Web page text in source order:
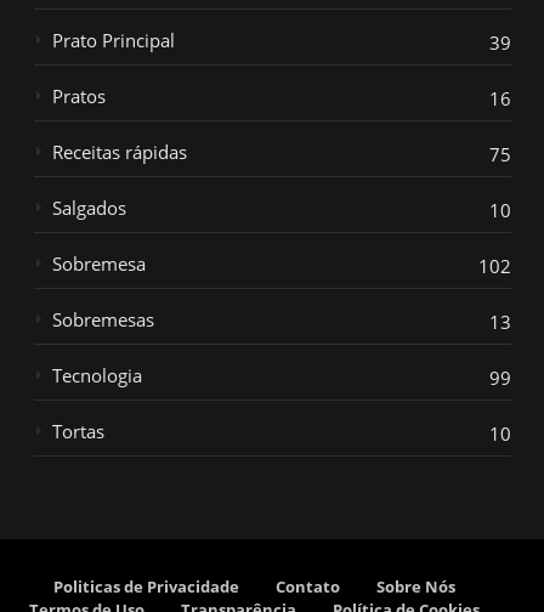
Prato Principal 39
Pratos 16
Receitas rápidas 75
Salgados 10
Sobremesa 102
Sobremesas 13
Tecnologia 99
Tortas 10
Politicas de Privacidade Contato
Sobre Nós